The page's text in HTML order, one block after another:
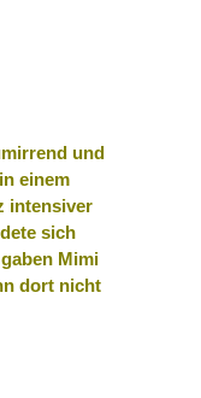
und
einem
intensiver
sich
Mimi
dort nicht